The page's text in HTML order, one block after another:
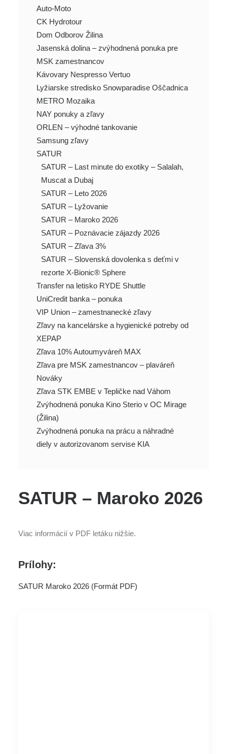
Auto-Moto
CK Hydrotour
Dom Odborov Žilina
Jasenská dolina – zvýhodnená ponuka pre
MSK zamestnancov
Kávovary Nespresso Vertuo
Lyžiarske stredisko Snowparadise Oščadnica
METRO Mozaika
NAY ponuky a zľavy
ORLEN – výhodné tankovanie
Samsung zľavy
SATUR
SATUR – Last minute do exotiky – Salalah,
Muscat a Dubaj
SATUR – Leto 2026
SATUR – Lyžovanie
SATUR – Maroko 2026
SATUR – Poznávacie zájazdy 2026
SATUR – Zľava 3%
SATUR – Slovenská dovolenka s deťmi v
rezorte X-Bionic® Sphere
Transfer na letisko RYDE Shuttle
UniCredit banka – ponuka
VIP Union – zamestnanecké zľavy
Zľavy na kancelárske a hygienické potreby od
XEPAP
Zľava 10% Autoumyváreň MAX
Zľava pre MSK zamestnancov – plaváreň
Nováky
Zľava STK EMBE v Tepličke nad Váhom
Zvýhodnená ponuka Kino Sterio v OC Mirage
(Žilina)
Zvýhodnená ponuka na prácu a náhradné
diely v autorizovanom servise KIA
SATUR – Maroko 2026
Viac informácií v PDF letáku nižšie.
Prílohy:
SATUR Maroko 2026 (Formát PDF)